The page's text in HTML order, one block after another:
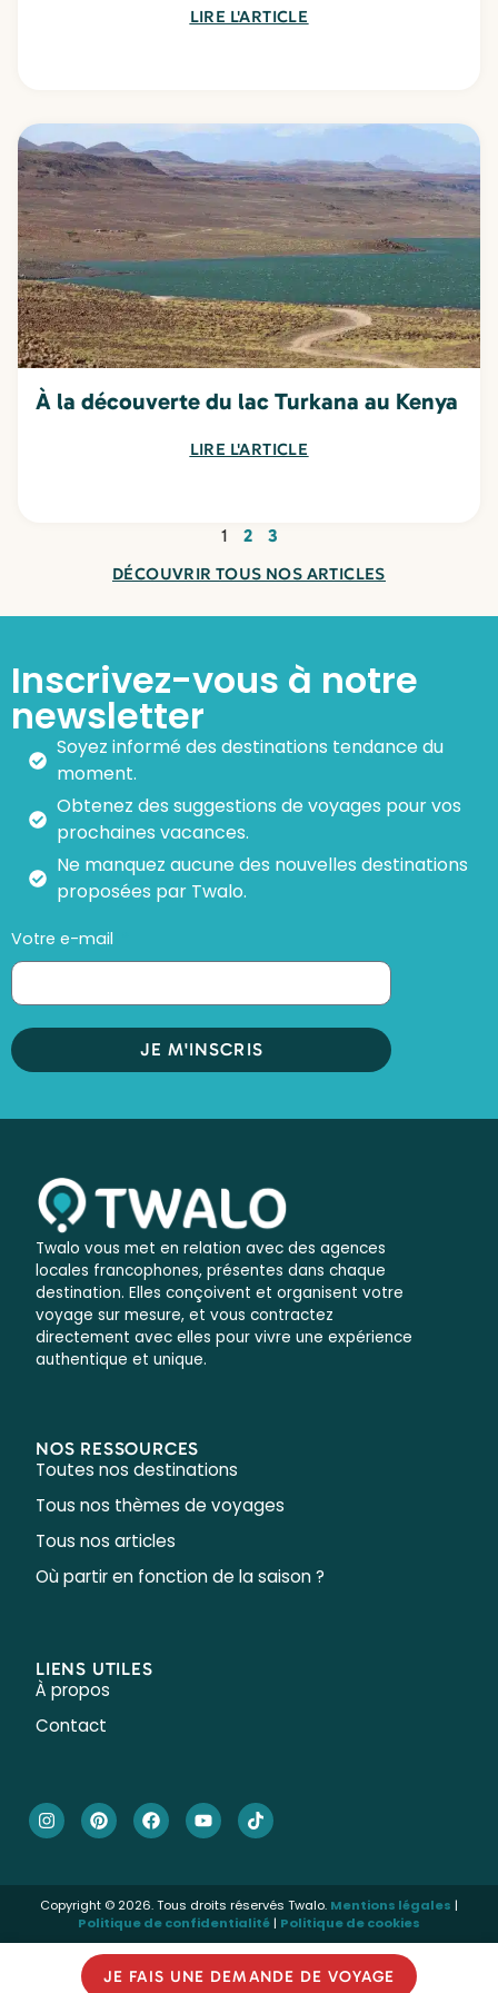
LIRE L'ARTICLE
À la découverte du lac Turkana au Kenya
LIRE L'ARTICLE
1 2 3
DÉCOUVRIR TOUS NOS ARTICLES
Inscrivez-vous à notre
newsletter
Soyez informé des destinations tendance du
moment.
Obtenez des suggestions de voyages pour vos
prochaines vacances.
Ne manquez aucune des nouvelles destinations
proposées par Twalo.
Votre e-mail
JE M'INSCRIS
Twalo vous met en relation avec des agences
locales francophones, présentes dans chaque
destination. Elles conçoivent et organisent votre
voyage sur mesure, et vous contractez
directement avec elles pour vivre une expérience
authentique et unique.
NOS RESSOURCES
Toutes nos destinations
Tous nos thèmes de voyages
Tous nos articles
Où partir en fonction de la saison ?
LIENS UTILES
À propos
Contact
Copyright © 2026. Tous droits réservés Twalo. Mentions légales |
Politique de confidentialité| Politique de cookies
JE FAIS UNE DEMANDE DE VOYAGE